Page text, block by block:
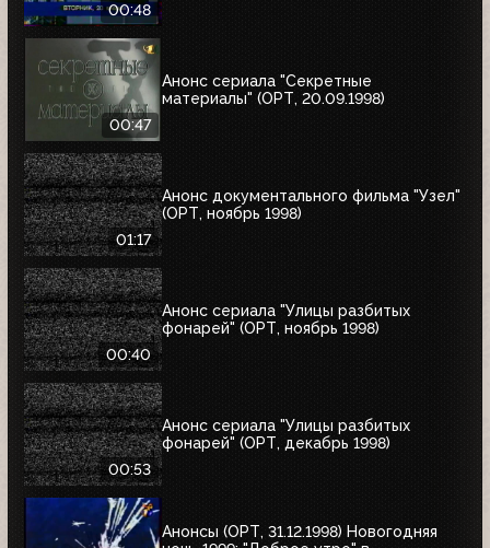
00:48
00:47
Анонс сериала "Секретные
материалы" (ОРТ, 20.09.1998)
01:17
Анонс документального фильма "Узел"
(ОРТ, ноябрь 1998)
00:40
Анонс сериала "Улицы разбитых
фонарей" (ОРТ, ноябрь 1998)
00:53
Анонс сериала "Улицы разбитых
фонарей" (ОРТ, декабрь 1998)
Анонсы (ОРТ, 31.12.1998) Новогодняя